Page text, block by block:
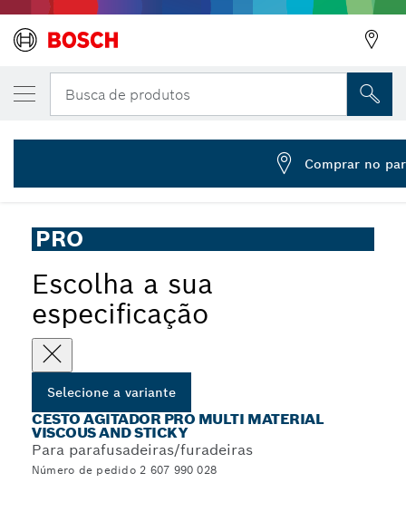
Busca de produtos
...
Cesta agitadora para produtos viscosos e pegajosos PRO
PRO
Escolha a sua
especificação
Selecione a variante
CESTO AGITADOR PRO MULTI MATERIAL
VISCOUS AND STICKY
Para parafusadeiras/furadeiras
Número de pedido 2 607 990 028
VARIAÇÃO SELECIONADA
Cesto agitador PRO Multi Material
2 607 990 028
Comprar no